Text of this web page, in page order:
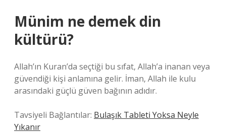
Münim ne demek din
kültürü?
Allah’ın Kuran’da seçtiği bu sıfat, Allah’a inanan veya
güvendiği kişi anlamına gelir. İman, Allah ile kulu
arasındaki güçlü güven bağının adıdır.
Tavsiyeli Bağlantılar: Bulaşık Tableti Yoksa Neyle
Yıkanır